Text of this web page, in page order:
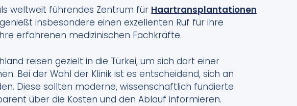
weltweit führendes Zentrum für Haartransplantationen
insbesondere einen exzellenten Ruf für ihre
erfahrenen medizinischen Fachkräfte.
reisen gezielt in die Türkei, um sich dort einer
Bei der Wahl der Klinik ist es entscheidend, sich an
Diese sollten moderne, wissenschaftlich fundierte
über die Kosten und den Ablauf informieren.